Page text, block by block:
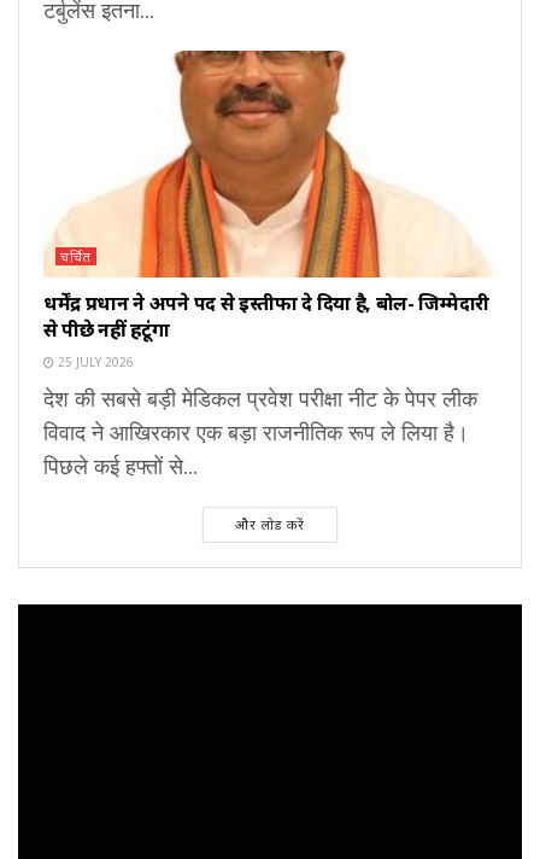
टर्बुलेंस इतना...
चर्चित
धर्मेंद्र प्रधान ने अपने पद से इस्तीफा दे दिया है, बोलें- जिम्मेदारी
से पीछे नहीं हटूंगा
25 JULY 2026
देश की सबसे बड़ी मेडिकल प्रवेश परीक्षा नीट के पेपर लीक
विवाद ने आखिरकार एक बड़ा राजनीतिक रूप ले लिया है।
पिछले कई हफ्तों से...
और लोड करें